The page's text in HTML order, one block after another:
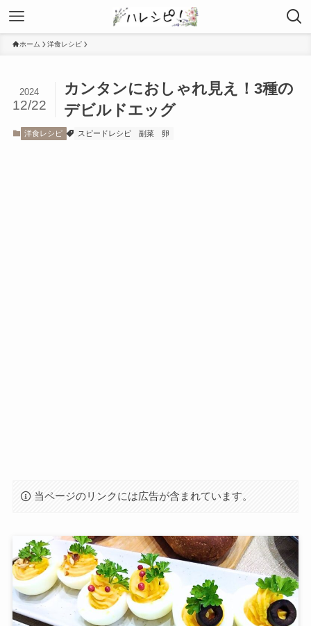
ホーム 洋食レシピ
カンタンにおしゃれ見え！3種の
デビルドエッグ
2024
12/22
洋食レシピ スピードレシピ 副菜 卵
当ページのリンクには広告が含まれています。